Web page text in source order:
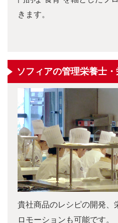
きます。
ソフィアの管理栄養士
貴社商品のレシピの開発、
ロモーションも可能です。